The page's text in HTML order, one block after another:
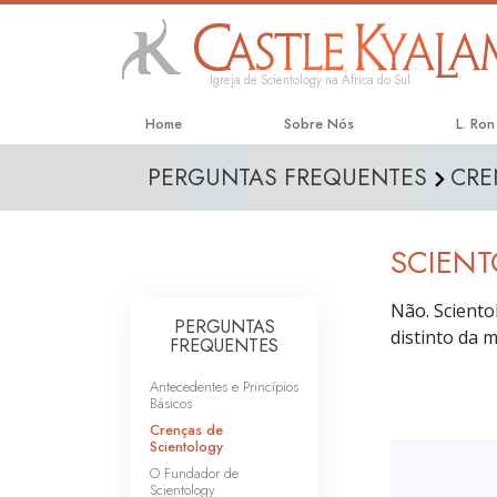
Igreja de Scientology na África do Sul
Home Sobre Nós L.
PERGUNTAS FREQUENTES
Não.
distinto da
PERGUNTAS
FREQUENTES
Antecedentes e Princípios
Básicos
Crenças de
Scientology
O Fundador de
Scientology